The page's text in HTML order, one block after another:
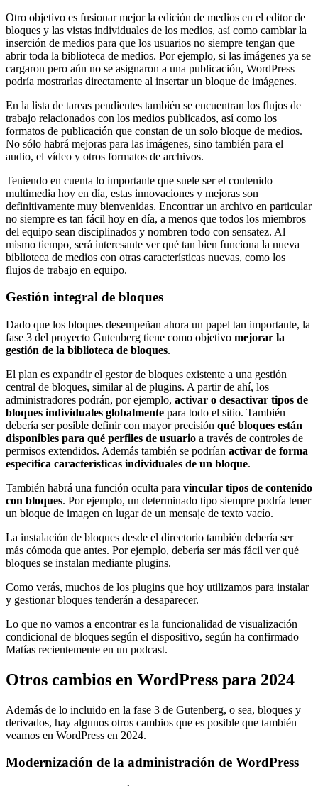
Otro objetivo es fusionar mejor la edición de medios en el editor de
bloques y las vistas individuales de los medios, así como cambiar la
inserción de medios para que los usuarios no siempre tengan que
abrir toda la biblioteca de medios. Por ejemplo, si las imágenes ya se
cargaron pero aún no se asignaron a una publicación, WordPress
podría mostrarlas directamente al insertar un bloque de imágenes.
En la lista de tareas pendientes también se encuentran los flujos de
trabajo relacionados con los medios publicados, así como los
formatos de publicación que constan de un solo bloque de medios.
No sólo habrá mejoras para las imágenes, sino también para el
audio, el vídeo y otros formatos de archivos.
Teniendo en cuenta lo importante que suele ser el contenido
multimedia hoy en día, estas innovaciones y mejoras son
definitivamente muy bienvenidas. Encontrar un archivo en particular
no siempre es tan fácil hoy en día, a menos que todos los miembros
del equipo sean disciplinados y nombren todo con sensatez. Al
mismo tiempo, será interesante ver qué tan bien funciona la nueva
biblioteca de medios con otras características nuevas, como los
flujos de trabajo en equipo.
Gestión integral de bloques
Dado que los bloques desempeñan ahora un papel tan importante, la
fase 3 del proyecto Gutenberg tiene como objetivo mejorar la
gestión de la biblioteca de bloques.
El plan es expandir el gestor de bloques existente a una gestión
central de bloques, similar al de plugins. A partir de ahí, los
administradores podrán, por ejemplo, activar o desactivar tipos de
bloques individuales globalmente para todo el sitio. También
debería ser posible definir con mayor precisión qué bloques están
disponibles para qué perfiles de usuario a través de controles de
permisos extendidos. Además también se podrían activar de forma
específica características individuales de un bloque.
También habrá una función oculta para vincular tipos de contenido
con bloques. Por ejemplo, un determinado tipo siempre podría tener
un bloque de imagen en lugar de un mensaje de texto vacío.
La instalación de bloques desde el directorio también debería ser
más cómoda que antes. Por ejemplo, debería ser más fácil ver qué
bloques se instalan mediante plugins.
Como verás, muchos de los plugins que hoy utilizamos para instalar
y gestionar bloques tenderán a desaparecer.
Lo que no vamos a encontrar es la funcionalidad de visualización
condicional de bloques según el dispositivo, según ha confirmado
Matías recientemente en un podcast.
Otros cambios en WordPress para 2024
Además de lo incluido en la fase 3 de Gutenberg, o sea, bloques y
derivados, hay algunos otros cambios que es posible que también
veamos en WordPress en 2024.
Modernización de la administración de WordPress